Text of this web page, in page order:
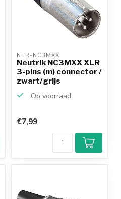
NTR-NC3MXX
Neutrik NC3MXX XLR
3-pins (m) connector /
zwart/grijs
Op voorraad
9,2/10
Achteraf
betalen mogelijk
€7,99